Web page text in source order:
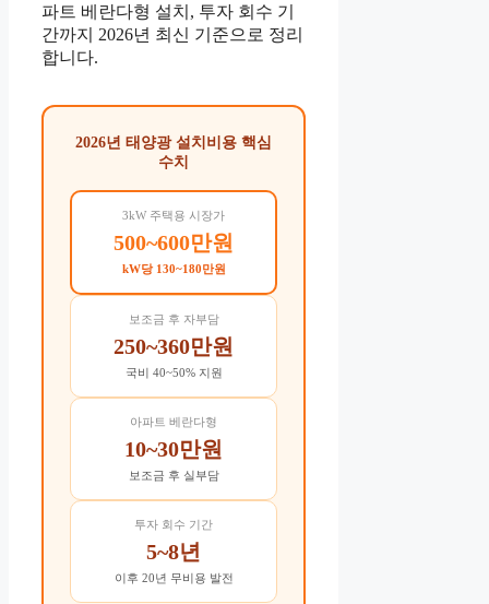
파트 베란다형 설치, 투자 회수 기
간까지 2026년 최신 기준으로 정리
합니다.
2026년 태양광 설치비용 핵심
수치
3kW 주택용 시장가
500~600만원
kW당 130~180만원
보조금 후 자부담
250~360만원
국비 40~50% 지원
아파트 베란다형
10~30만원
보조금 후 실부담
투자 회수 기간
5~8년
이후 20년 무비용 발전